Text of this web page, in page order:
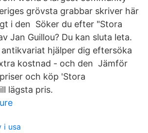
grövsta grabbar skriver här
i den Söker du efter "Stora
Jan Guillou? Du kan sluta leta.
hjälper dig eftersöka
kostnad - och den Jämför
och köp 'Stora
lägsta pris.
i usa